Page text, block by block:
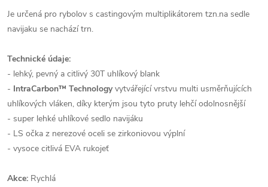
Je určená pro rybolov s castingovým multiplikátorem tzn.na sedle
navijaku se nachází trn.
Technické údaje:
- lehký, pevný a citlivý 30T uhlíkový blank
- IntraCarbon™ Technologyvytvářející vrstvu multi usměrňujících
uhlíkových vláken, díky kterým jsou tyto pruty lehčí odolnosnější
- super lehké uhlíkové sedlo navijáku
- LS očka z nerezové oceli se zirkoniovou výplní
- vysoce citlivá EVA rukojeť
Akce: Rychlá